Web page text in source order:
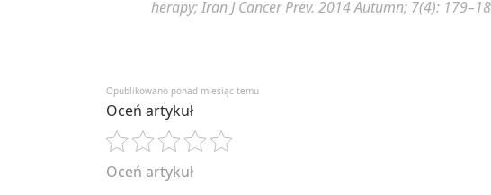
herapy;Iran J Cancer Prev. 2014 Autumn; 7(4):
Opublikowano ponad miesiąc temu
Oceń artykuł
Oceń artykuł